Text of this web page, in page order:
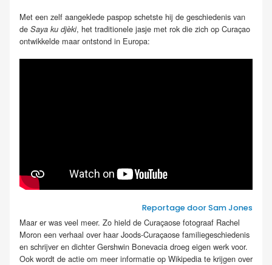
Met een zelf aangeklede paspop schetste hij de geschiedenis van
de Saya ku djèki, het traditionele jasje met rok die zich op Curaçao
ontwikkelde maar ontstond in Europa:
Reportage door Sam Jones
Maar er was veel meer. Zo hield de Curaçaose fotograaf Rachel
Moron een verhaal over haar Joods-Curaçaose familiegeschiedenis
en schrijver en dichter Gershwin Bonevacia droeg eigen werk voor.
Ook wordt de actie om meer informatie op Wikipedia te krijgen over